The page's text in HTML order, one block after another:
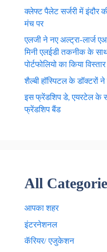
क्लेफ्ट पैलेट सर्जरी में इंदौर
मंच पर
एलजी ने नए अल्ट्रा-लार्ज
मिनी एलईडी तकनीक के
पोर्टफोलियो का किया विस्तार
शैल्बी हॉस्पिटल के डॉक्टरों ने
इस फ्रेंडशिप डे, एयरटेल के
फ्रेंडशिप बैंड
All
आपका शहर
इंटरनेशनल
कॅरियर/ एजुकेशन